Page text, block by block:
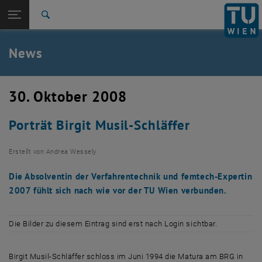
TU Login
Quicklinks
Quicklinks-Menü umschalten
Studium
Zurück: Subseiten von Aktuelles auflisten
Zurück zur letzten Ebene:
Aktuelles
News
News
30. Oktober 2008
Porträt Birgit Musil-Schläffer
Erstellt von Andrea Wessely
Die Absolventin der Verfahrentechnik und femtech-Expertin
2007 fühlt sich nach wie vor der TU Wien verbunden.
Die Bilder zu diesem Eintrag sind erst nach Login sichtbar.
Birgit Musil-Schläffer schloss im Juni 1994 die Matura am BRG in